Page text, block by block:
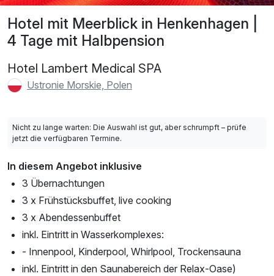
Hotel mit Meerblick in Henkenhagen |
4 Tage mit Halbpension
Hotel Lambert Medical SPA
Ustronie Morskie, Polen
Nicht zu lange warten: Die Auswahl ist gut, aber schrumpft – prüfe
jetzt die verfügbaren Termine.
In diesem Angebot inklusive
3 Übernachtungen
3 x Frühstücksbuffet, live cooking
3 x Abendessenbuffet
inkl. Eintritt in Wasserkomplexes:
- Innenpool, Kinderpool, Whirlpool, Trockensauna
inkl. Eintritt in den Saunabereich der Relax-Oase)